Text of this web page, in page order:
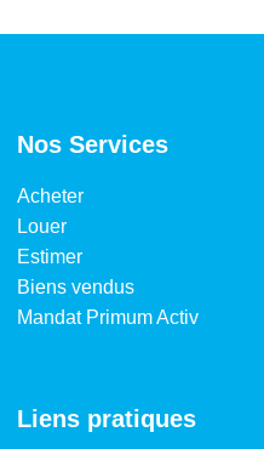
Nos Services
Acheter
Louer
Estimer
Biens vendus
Mandat Primum Activ
Liens pratiques